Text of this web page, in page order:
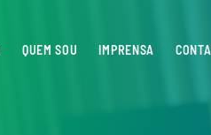
QUEM SOU IMPRENSA